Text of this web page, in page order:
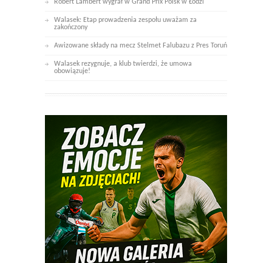
Robert Lambert wygrał w Grand Prix Polsk w Łodzi
Walasek: Etap prowadzenia zespołu uważam za
zakończony
Awizowane składy na mecz Stelmet Falubazu z Pres Toruń
Walasek rezygnuje, a klub twierdzi, że umowa
obowiązuje!